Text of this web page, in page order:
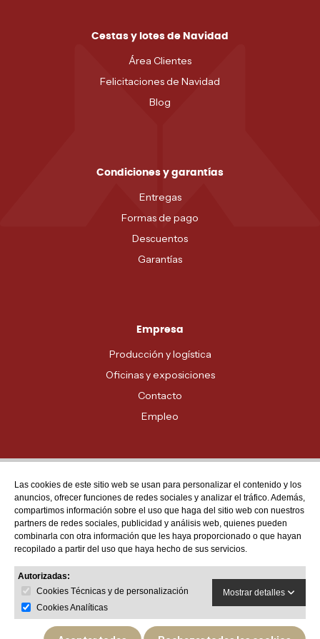
Cestas y lotes de Navidad
Área Clientes
Felicitaciones de Navidad
Blog
Condiciones y garantías
Entregas
Formas de pago
Descuentos
Garantías
Empresa
Producción y logística
Oficinas y exposiciones
Contacto
Empleo
Atención al cliente
MADRID - 91 678 70 70
BARCELONA - 93 635 28 28
VALENCIA - 96 159 71 61
Las cookies de este sitio web se usan para personalizar el contenido y los
anuncios, ofrecer funciones de redes sociales y analizar el tráfico. Además,
compartimos información sobre el uso que haga del sitio web con nuestros
partners de redes sociales, publicidad y análisis web, quienes pueden
combinarla con otra información que les haya proporcionado o que hayan
recopilado a partir del uso que haya hecho de sus servicios.
Autorizadas:
Cookies Técnicas y de personalización
Cookies Analíticas
Mostrar detalles